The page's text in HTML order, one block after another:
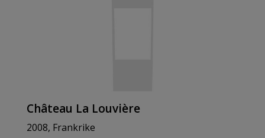
Château La Louvière
2008, Frankrike